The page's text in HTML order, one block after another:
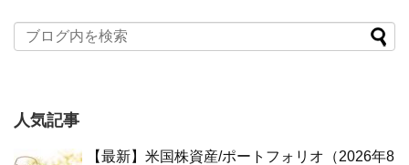
人気記事
【最新】米国株資産/ポートフォリオ（2026年8